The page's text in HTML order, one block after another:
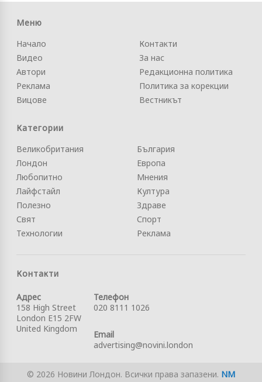
Меню
Начало
Видео
Автори
Реклама
Вицове
Контакти
За нас
Редакционна политика
Политика за корекции
Вестникът
Категории
Великобритания
Лондон
Любопитно
Лайфстайл
Полезно
Свят
Технологии
България
Европа
Мнения
Култура
Здраве
Спорт
Реклама
Контакти
Адрес
158 High Street
London E15 2FW
United Kingdom
Телефон
020 8111 1026
Email
advertising@novini.london
© 2026 Новини Лондон. Всички права запазени. NM